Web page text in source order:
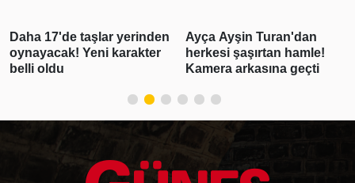
Ayça Ayşin Turan'dan
herkesi şaşırtan hamle!
Kamera arkasına geçti
Asap Rocky Rihanna
hakkında konuştu:
Sevgilimle gurur